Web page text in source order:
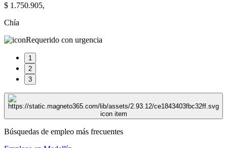
$ 1.750.905,
Chía
Requerido con urgencia
1
2
3
Búsquedas de empleo más frecuentes